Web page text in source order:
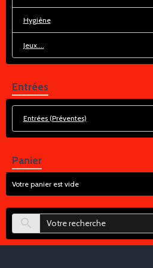
Hygiène
Jeux....
Entrées
Entrées (Préventes)
Panier
Votre panier est vide